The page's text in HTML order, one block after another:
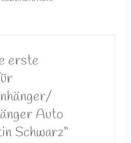
erste
Auto
Schwarz“